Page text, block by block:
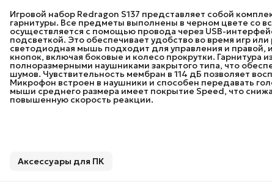
Игровой набор Redragon S137 представляет собой
гарнитуры. Все предметы выполнены в черном цвете со
осуществляется с помощью провода через USB-
подсветкой. Это обеспечивает удобство во время игр
светодиодная мышь подходит для управления и правой,
кнопок, включая боковые и колесо прокрутки. Гарнитура
полноразмерными наушниками закрытого типа, что
шумов. Чувствительность мембран в 114 дБ позволяет
Микрофон встроен в наушники и способен передавать
мыши среднего размера имеет покрытие Speed, что
повышенную скорость реакции.
Аксессуары для ПК